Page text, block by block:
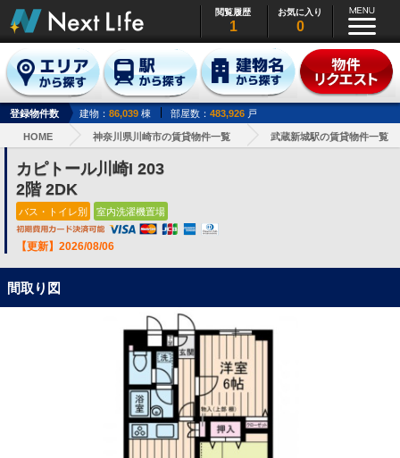
閲覧履歴
1
お気に入り
0
登録物件数 建物： 86,039 棟 部屋数： 483,926 戸
HOME 神奈川県川崎市の賃貸物件一覧 武蔵新城駅の賃貸物件一覧
カピトール川崎I 203
2階 2DK
バス・トイレ別 室内洗濯機置場
【更新】2026/08/06
間取り図